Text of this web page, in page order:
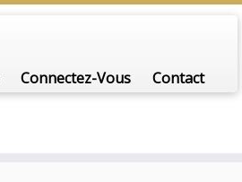
Connectez-Vous Contact